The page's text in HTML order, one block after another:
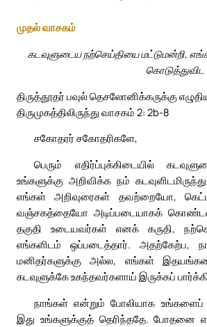
முதல் வாசகம்
கடவுளுடைய நற்செய்தியை மட்டுமன்றி,
திருத்தூதர் பவுல் தெசலோனிக்கருக்கு
திருமுகத்திலிருந்து வாசகம் 2: 2b-8
சகோதரர் சகோதரிகளே,
பெரும் எதிர்ப்புக்கிடையில்
உங்களுக்கு அறிவிக்க நம்
எங்கள் அறிவுரைகள் தவற்றையோ,
வஞ்சகத்தையோ அடிப்படையாகக்
தகுதி உடையவர்கள் எனக் கருதி,
எங்களிடம் ஒப்படைத்தார். அதற்கேற்ப,
மனிதர்களுக்கு அல்ல, எங்கள்
கடவுளுக்கே உகந்தவர்களாய் இருக்கப்
நாங்கள் என்றும் போலியாக உங்களைப்
இது உங்களுக்குத் தெரிந்ததே. போதனை